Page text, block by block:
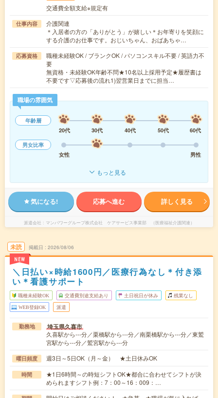
交通費全額支給※規定有
仕事内容
介護関連
＊入居者の方の「ありがとう」が嬉しい＊お年寄りを笑顔に
する介護のお仕事です。おじいちゃん、おばあちゃ…
応募資格
職種未経験OK / ブランクOK / パソコンスキル不要 / 英語力不
要
無資格・未経験OK年齢不問★10名以上採用予定★履歴書は
不要です▽応募後の流れ1)翌営業日までに担当…
職場の雰囲気
年齢層
20代
30代 40代 50代
60代
男女比率
女性
男性
もっと見る
気になる! 応募へ進む 詳しく見る
派遣会社 マンパワーグループ株式会社 ケアサービス事業部 （医療福祉介護関連）
未読
NEW
掲載日 2026/08/06
＼日払い×時給1600円／医療行為なし＊付き添
い＊看護サポート
職種未経験OK 交通費別途支給あり 土日祝日が休み 残業なし
WEB登録OK 派遣
勤務地 埼玉県久喜市
久喜駅から---分／栗橋駅から---分／南栗橋駅から---分／東鷲
宮駅から---分／鷲宮駅から---分
曜日頻度 週3日～5日OK（月～金） ★土日休みOK
時間
★1日6時間～の時短シフトOK★都合に合わせてシフトが決
められますシフト例：7：00～16：009：…